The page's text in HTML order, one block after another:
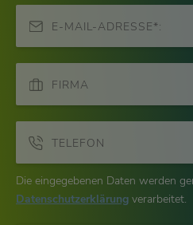
E-MAIL-ADRESSE*:
FIRMA
TELEFON
Die eingegebenen Daten werden
Datenschutzerklärung verarbeitet.